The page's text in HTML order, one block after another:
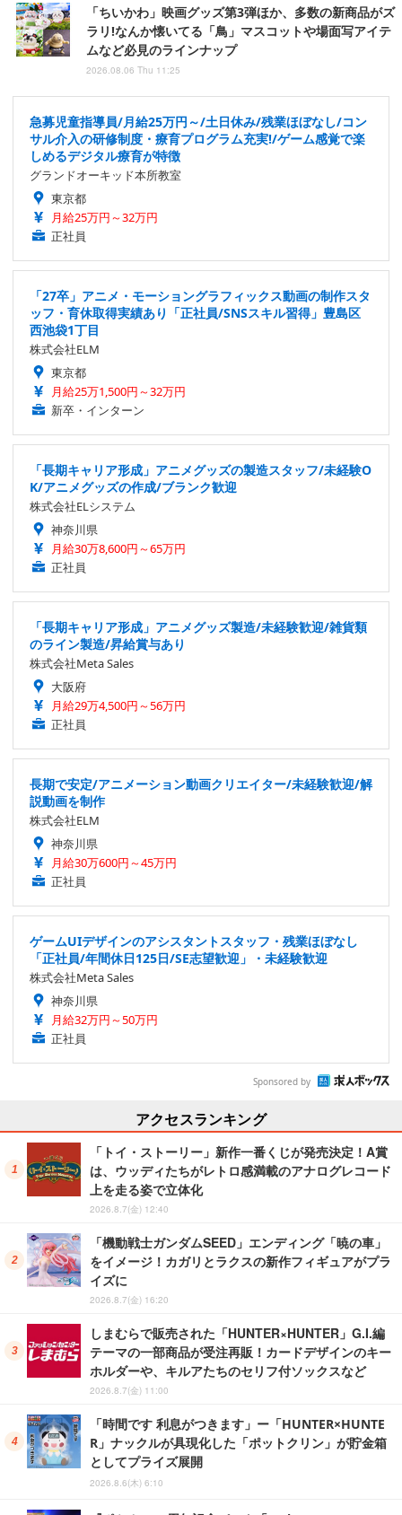
「ちいかわ」映画グッズ第3弾ほか、多数の新商品がズ
ラリ!なんか懐いてる「鳥」マスコットや場面写アイテ
ムなど必見のラインナップ
2026.08.06 Thu 11:25
急募児童指導員/月給25万円～/土日休み/残業ほぼなし/コン
サル介入の研修制度・療育プログラム充実!/ゲーム感覚で楽
しめるデジタル療育が特徴
グランドオーキッド本所教室
東京都
月給25万円～32万円
正社員
「27卒」アニメ・モーショングラフィックス動画の制作スタ
ッフ・育休取得実績あり「正社員/SNSスキル習得」豊島区
西池袋1丁目
株式会社ELM
東京都
月給25万1,500円～32万円
新卒・インターン
「長期キャリア形成」アニメグッズの製造スタッフ/未経験O
K/アニメグッズの作成/ブランク歓迎
株式会社ELシステム
神奈川県
月給30万8,600円～65万円
正社員
「長期キャリア形成」アニメグッズ製造/未経験歓迎/雑貨類
のライン製造/昇給賞与あり
株式会社Meta Sales
大阪府
月給29万4,500円～56万円
正社員
長期で安定/アニメーション動画クリエイター/未経験歓迎/解
説動画を制作
株式会社ELM
神奈川県
月給30万600円～45万円
正社員
ゲームUIデザインのアシスタントスタッフ・残業ほぼなし
「正社員/年間休日125日/SE志望歓迎」・未経験歓迎
株式会社Meta Sales
神奈川県
月給32万円～50万円
正社員
Sponsored by
アクセスランキング
「トイ・ストーリー」新作一番くじが発売決定！A賞
は、ウッディたちがレトロ感満載のアナログレコード
上を走る姿で立体化
2026.8.7(金) 12:40
「機動戦士ガンダムSEED」エンディング「暁の車」
をイメージ！カガリとラクスの新作フィギュアがプラ
イズに
2026.8.7(金) 16:20
しまむらで販売された「HUNTER×HUNTER」G.I.編
テーマの一部商品が受注再販！カードデザインのキー
ホルダーや、キルアたちのセリフ付ソックスなど
2026.8.7(金) 11:00
「時間です 利息がつきます」ー「HUNTER×HUNTE
R」ナックルが具現化した「ポットクリン」が貯金箱
としてプライズ展開
2026.8.6(木) 6:10